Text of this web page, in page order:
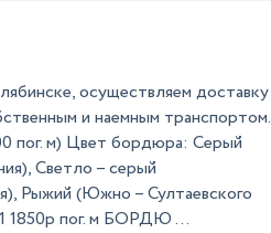
осуществляем доставку
и наемным транспортом.
пог. м) Цвет бордюра: Серый
Светло – серый
Рыжий (Южно – Султаевского
пог. м БОРДЮ ...